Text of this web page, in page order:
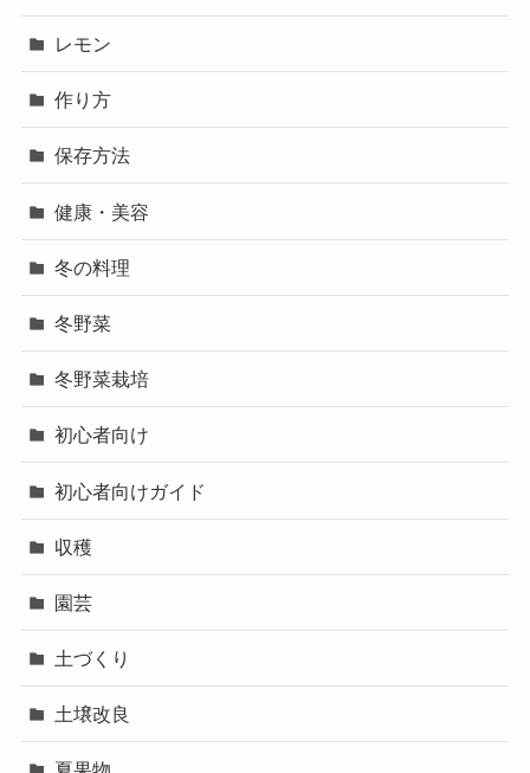
レモン
作り方
保存方法
健康・美容
冬の料理
冬野菜
冬野菜栽培
初心者向け
初心者向けガイド
収穫
園芸
土づくり
土壌改良